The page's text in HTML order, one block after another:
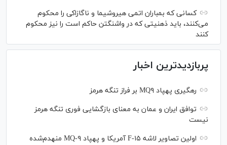
کسانی که بمباران اتمی هیروشیما و ناگازاکی را محکوم
می‌کنند، باید ذهنیتی که در واشنگتن حاکم است را نیز محکوم
کنند
پربازدیدترین اخبار
رهگیری پهپاد MQ۹ بر فراز تنگه هرمز
توافق ایران و عمان به معنای بازگشایی فوری تنگه هرمز
نیست
اولین تصاویر لاشه F-۱۵ آمریکا و پهپاد MQ-۹ منهدم‌شده